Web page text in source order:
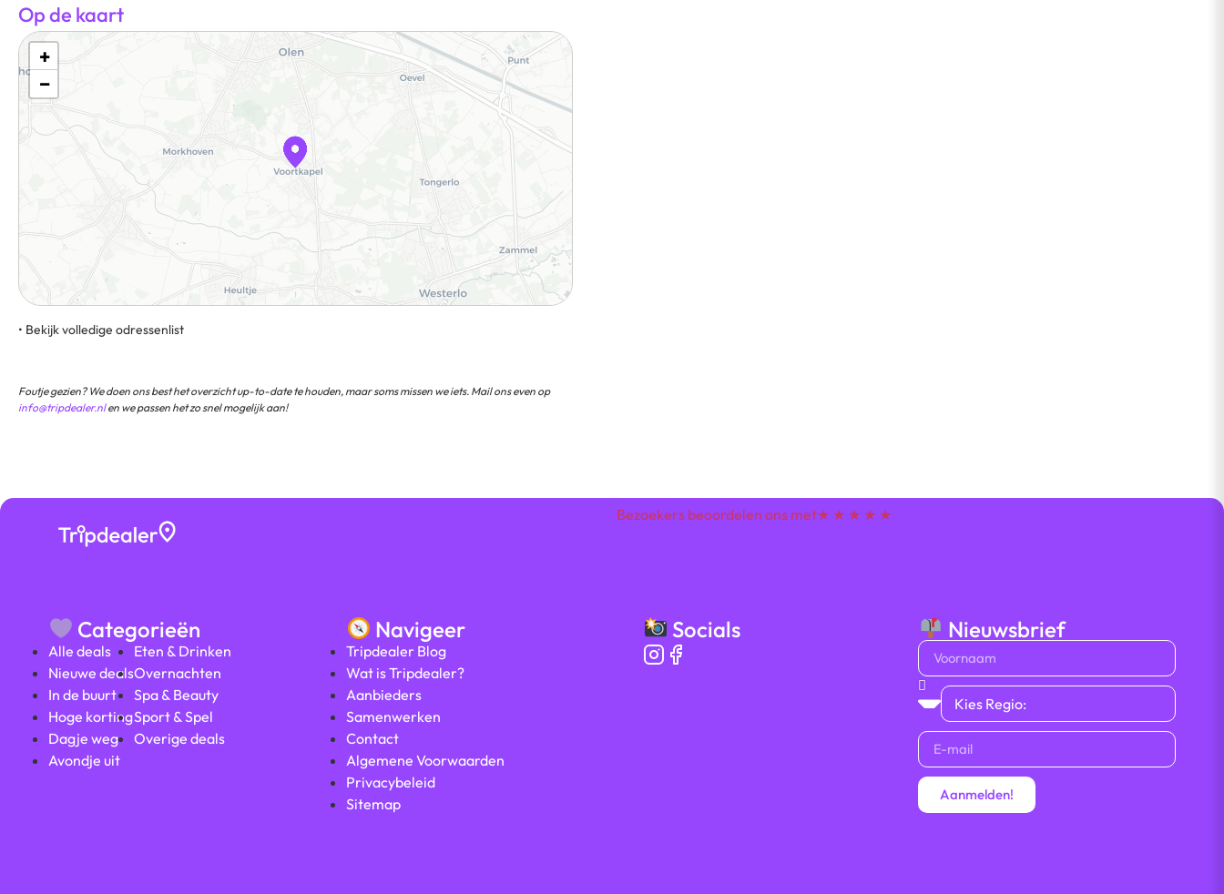
Op de kaart
+
−
• Bekijk volledige odressenlist
Foutje gezien? We doen ons best het overzicht up-to-date te houden, maar soms missen we iets. Mail ons even op
info@tripdealer.nlen we passen het zo snel mogelijk aan!
Bezoekers beoordelen ons met★ ★ ★ ★ ★
Categorieën
Alle deals
Nieuwe deals
In de buurt
Hoge korting
Dagje weg
Avondje uit
Eten & Drinken
Overnachten
Spa & Beauty
Sport & Spel
Overige deals
Navigeer
Tripdealer Blog
Wat is Tripdealer?
Aanbieders
Samenwerken
Contact
Algemene Voorwaarden
Privacybeleid
Sitemap
Socials Nieuwsbrief
Aanmelden!